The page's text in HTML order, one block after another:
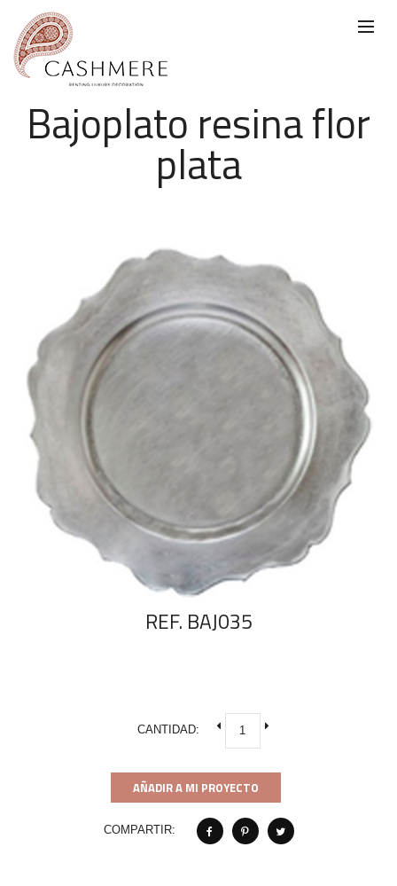
Bajoplato resina flor
plata
REF. BAJ035
CANTIDAD:
AÑADIR A MI PROYECTO
COMPARTIR: